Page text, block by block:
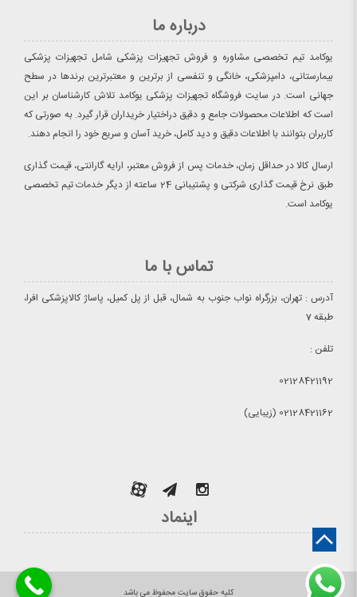
درباره ما
یوکامد تیم تخصصی مشاوره و فروش تجهیزات پزشکی شامل تجهیزات پزشکی
بیمارستانی، دامپزشکی، خانگی و تنفسی از برترین و معتبرترین برندها در سطح
جهانی است. در سایت فروشگاه تجهیزات پزشکی یوکامد تلاش کارشناسان بر این
است که اطلاعات محصولات جامع و دقیق دراختیار خریداران قرار گیرد. به صورتی که
کاربران بتوانند با اطلاعات دقیق و دید کامل، خرید آسان و سریع خود را انجام دهند.
ارسال کالا در حداقل زمان، خدمات پس از فروش معتبر، ارایه گارانتی، قیمت گذاری
طبق نرخ قیمت گذاری شرکتی و پشتیبانی 24 ساعته از دیگر خدمات تیم تخصصی
یوکامد است.
تماس با ما
آدرس : تهران، بزرگراه نواب جنوب به شمال، قبل از پل کمیل، پاساژ کالاپزشکی افرا،
طبقه 7
تلفن :
02128421192
02128421162 (زیبایی)
اینماد
کلیه حقوق سایت محفوظ می باشد